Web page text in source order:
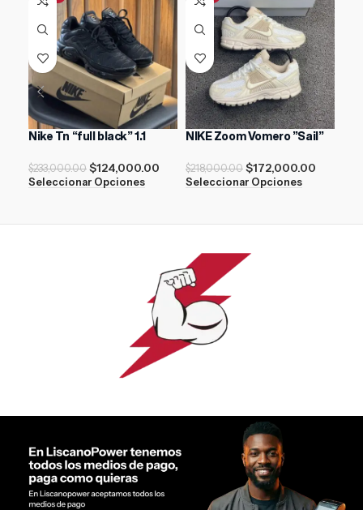
Nike Tn “full black” 1.1
$233,000.00 $124,000.00
Seleccionar Opciones
NIKE Zoom Vomero ”Sail”
$218,000.00 $172,000.00
Seleccionar Opciones